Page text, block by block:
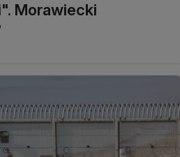
Morawiecki